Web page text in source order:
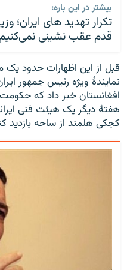
بیشتر در این باره:
تکرار تهدید های ایران؛
قدم عقب نشینی
قبل از این اظهارات حدود
نمایندۀ ویژه رئیس جمهور
افغانستان خبر داد که
هفتۀ دیگر یک هیئت فنی
کجکی هلمند از ساحه بازدید